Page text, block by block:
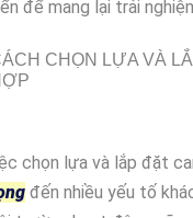
để mang lại trải
CHỌN LỰA VÀ
chọn lựa và lắp đặt
đến nhiều yếu tố